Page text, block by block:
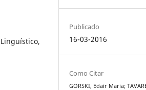
Publicado
16-03-2016
Como Citar
GÖRSKI, Edair Maria;